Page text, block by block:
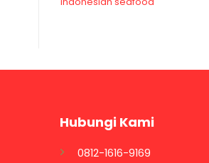
Hubungi Kami
0812-1616-9169